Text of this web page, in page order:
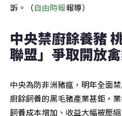
訴。（自由時報報導）
中央禁廚餘養豬
聯盟」爭取開放
中央為防非洲豬瘟，明年全面
廚餘飼養的黑毛豬產業甚鉅，
飼養成本增加、收益大幅被壓